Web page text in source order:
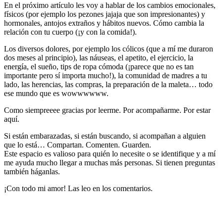
En el próximo artículo les voy a hablar de los cambios emocionales,
físicos (por ejemplo los pezones jajaja que son impresionantes) y
hormonales, antojos extraños y hábitos nuevos. Cómo cambia la
relación con tu cuerpo (¡y con la comida!).
Los diversos dolores, por ejemplo los cólicos (que a mí me duraron
dos meses al principio), las náuseas, el apetito, el ejercicio, la
energía, el sueño, tips de ropa cómoda (¡parece que no es tan
importante pero sí importa mucho!), la comunidad de madres a tu
lado, las herencias, las compras, la preparación de la maleta… todo
ese mundo que es wowwwwww.
Como siempreeee gracias por leerme. Por acompañarme. Por estar
aquí.
Si están embarazadas, si están buscando, si acompañan a alguien
que lo está… Compartan. Comenten. Guarden.
Este espacio es valioso para quién lo necesite o se identifique y a mí
me ayuda mucho llegar a muchas más personas. Si tienen preguntas
también háganlas.
¡Con todo mi amor! Las leo en los comentarios.